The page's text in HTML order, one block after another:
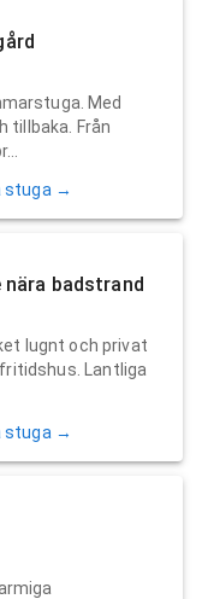
Med
tillbaka. Från
stuga →
nära badstrand
lugnt och privat
Lantliga
stuga →